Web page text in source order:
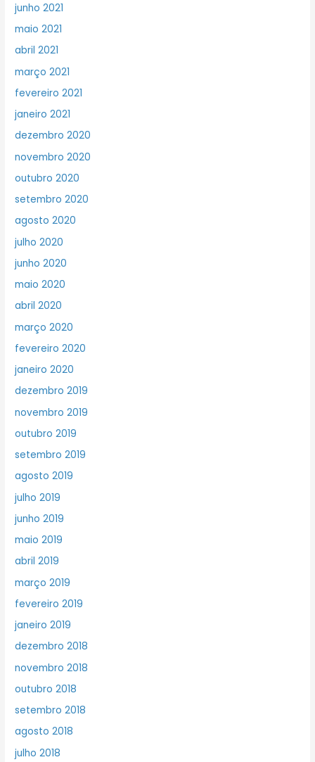
junho 2021
maio 2021
abril 2021
março 2021
fevereiro 2021
janeiro 2021
dezembro 2020
novembro 2020
outubro 2020
setembro 2020
agosto 2020
julho 2020
junho 2020
maio 2020
abril 2020
março 2020
fevereiro 2020
janeiro 2020
dezembro 2019
novembro 2019
outubro 2019
setembro 2019
agosto 2019
julho 2019
junho 2019
maio 2019
abril 2019
março 2019
fevereiro 2019
janeiro 2019
dezembro 2018
novembro 2018
outubro 2018
setembro 2018
agosto 2018
julho 2018